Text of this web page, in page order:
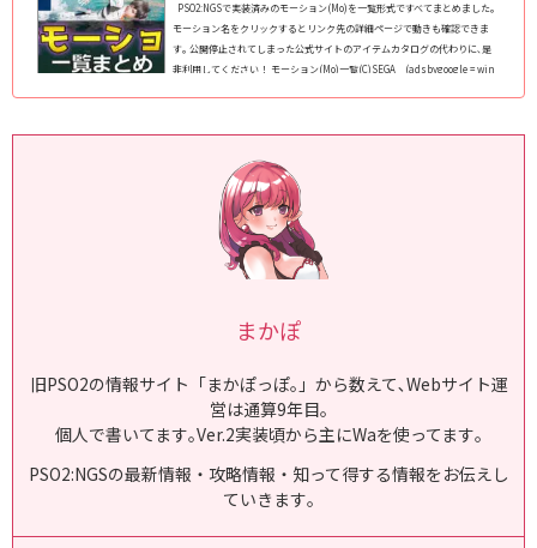
PSO2:NGSで実装済みのモーション(Mo)を一覧形式ですべてまとめました｡
モーション名をクリックするとリンク先の詳細ページで動きも確認できま
す｡ 公開停止されてしまった公式サイトのアイテムカタログの代わりに､是
非利用してください！ モーション(Mo)一覧(C)SEGA (adsbygoogle = win
まかぽ
旧PSO2の情報サイト「まかぽっぽ｡」から数えて､Webサイト運
営は通算9年目｡
個人で書いてます｡Ver.2実装頃から主にWaを使ってます｡
PSO2:NGSの最新情報・攻略情報・知って得する情報をお伝えし
ていきます｡